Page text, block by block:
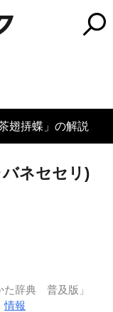
翅挵蝶」の解説
ネセセリ)
た辞典 普及版」
情報